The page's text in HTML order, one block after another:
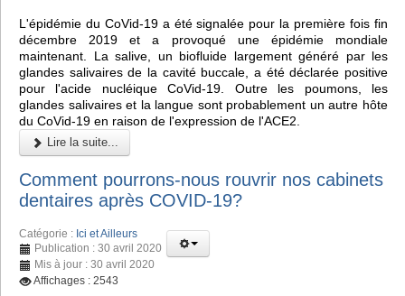
L'épidémie du CoVid-19 a été signalée pour la première fois fin
décembre 2019 et a provoqué une épidémie mondiale
maintenant. La salive, un biofluide largement généré par les
glandes salivaires de la cavité buccale, a été déclarée positive
pour l'acide nucléique CoVid-19. Outre les poumons, les
glandes salivaires et la langue sont probablement un autre hôte
du CoVid-19 en raison de l'expression de l'ACE2.
Lire la suite...
Comment pourrons-nous rouvrir nos cabinets
dentaires après COVID-19?
Catégorie : Ici et Ailleurs
Publication : 30 avril 2020
Mis à jour : 30 avril 2020
Affichages : 2543